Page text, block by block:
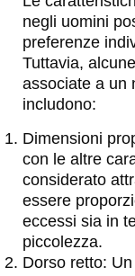
negli uomini
preferenze
Tuttavia,
associate a un
includono:
Dimensioni
con le altre
considerato
essere
eccessi sia in
piccolezza.
Dorso retto: